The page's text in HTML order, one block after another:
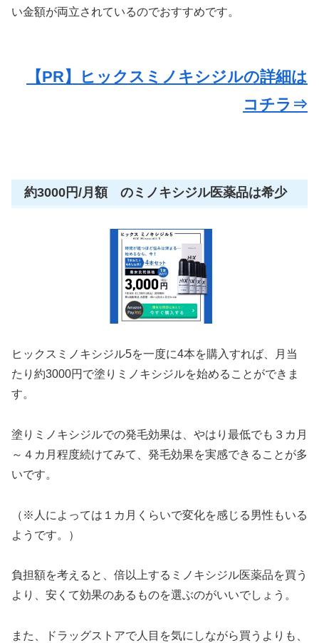
い金額が両立されているのでおすすめです。
【PR】ヒックスミノキシジルの詳細は
コチラ⇒
約3000円/月額 のミノキシジル医薬品は希少
ヒックスミノキシジル5を一度に4本を購入すれば、月当
たり約3000円で塗りミノキシジルを始めることができま
す。
塗りミノキシジルでの発毛効果は、やはり最低でも３カ月
～４カ月程度続けてみて、発毛効果を実感できることが多
いです。
（※人によっては１カ月くらいで変化を感じる男性もいる
ようです。）
負担額を考えると、倍以上するミノキシジル医薬品を買う
より、安くて効果のあるものを選ぶのがいいでしょう。
また、ドラッグストアで人目を気にしながら買うよりも、